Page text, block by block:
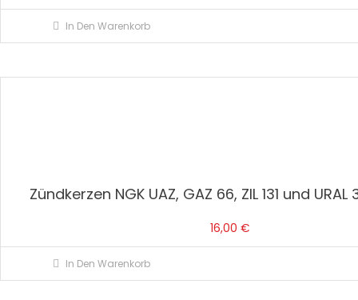
In Den Warenkorb
Zündkerzen NGK UAZ, GAZ 66, ZIL 131 und
16,00 €
In Den Warenkorb